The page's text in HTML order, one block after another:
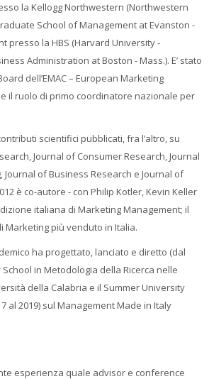
Cerca
corsi
la Kellogg Northwestern (Northwestern
School of Management at Evanston -
presso la HBS (Harvard University -
Administration at Boston - Mass.). E’ stato
dell’EMAC – European Marketing
il ruolo di primo coordinatore nazionale per
scientifici pubblicati, fra l’altro, su
Journal of Consumer Research, Journal
of Business Research e Journal of
è co-autore - con Philip Kotler, Kevin Keller
italiana di Marketing Management; il
più venduto in Italia.
ha progettato, lanciato e diretto (dal
School in Metodologia della Ricerca nelle
della Calabria e il Summer University
al 2019) sul Management Made in Italy
esperienza quale advisor e conference